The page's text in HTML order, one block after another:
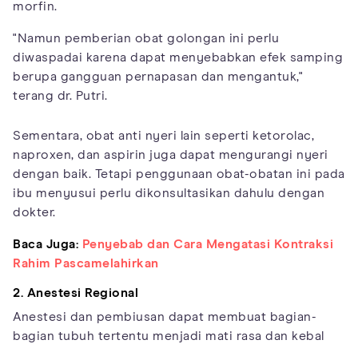
morfin.
"Namun pemberian obat golongan ini perlu
diwaspadai karena dapat menyebabkan efek samping
berupa gangguan pernapasan dan mengantuk,"
terang dr. Putri.
Sementara, obat anti nyeri lain seperti ketorolac,
naproxen, dan aspirin juga dapat mengurangi nyeri
dengan baik. Tetapi penggunaan obat-obatan ini pada
ibu menyusui perlu dikonsultasikan dahulu dengan
dokter.
Baca Juga: Penyebab dan Cara Mengatasi Kontraksi
Rahim Pascamelahirkan
2. Anestesi Regional
Anestesi dan pembiusan dapat membuat bagian-
bagian tubuh tertentu menjadi mati rasa dan kebal